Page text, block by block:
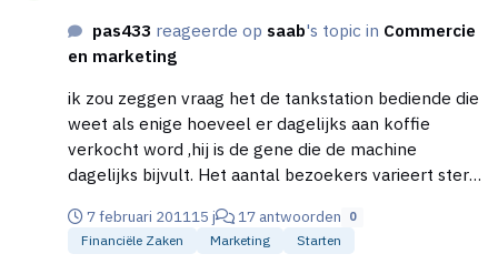
pas433 reageerde op saab's topic in Commercie
en marketing
ik zou zeggen vraag het de tankstation bediende die
weet als enige hoeveel er dagelijks aan koffie
verkocht word ,hij is de gene die de machine
dagelijks bijvult. Het aantal bezoekers varieert sterk
moeten posten bij een concurrerend station in de
buurt waar jij een station wilt beginnen.
7 februari 201115 j 17 antwoorden 0
Financiële Zaken Marketing Starten